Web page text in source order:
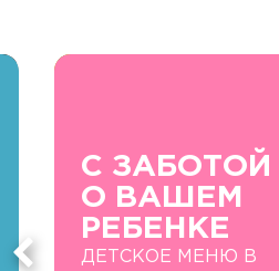
С ЗАБОТОЙ
О ВАШЕМ
РЕБЕНКЕ
ДЕТСКОЕ МЕНЮ В